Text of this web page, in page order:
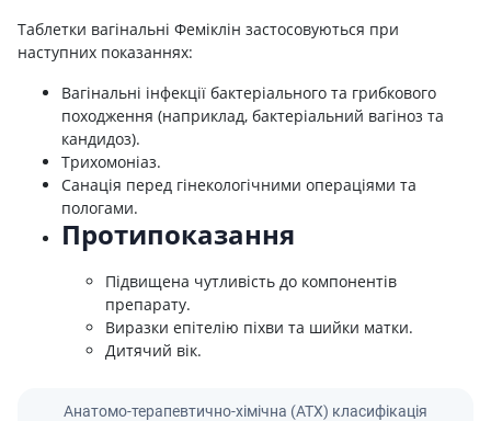
Таблетки вагінальні Феміклін застосовуються при
наступних показаннях:
Вагінальні інфекції бактеріального та грибкового
походження (наприклад, бактеріальний вагіноз та
кандидоз).
Трихомоніаз.
Санація перед гінекологічними операціями та
пологами.
Протипоказання
Підвищена чутливість до компонентів
препарату.
Виразки епітелію піхви та шийки матки.
Дитячий вік.
Анатомо-терапевтично-хімічна (АТХ) класифікація